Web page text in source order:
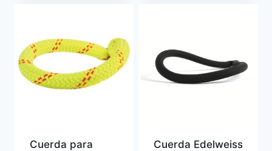
Cuerda para
Cuerda Edelweiss